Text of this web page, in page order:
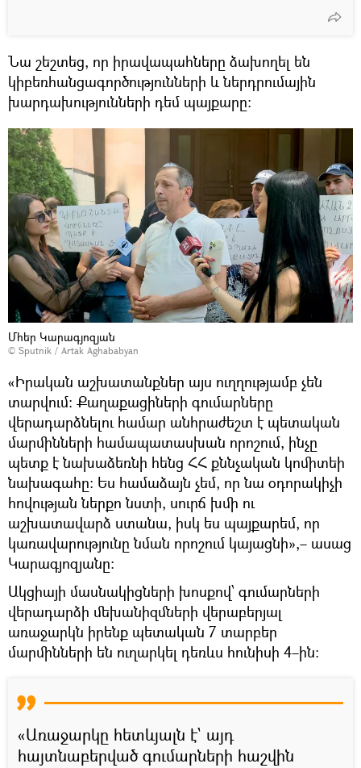
Նա շեշտեց, որ իրավապահները ձախողել են
կիբեռհանցագործությունների և ներդրումային
խարդախությունների դեմ պայքարը։
Մհեր Կարագյոզյան
© Sputnik / Artak Aghababyan
«Իրական աշխատանքներ այս ուղղությամբ չեն
տարվում։ Քաղաքացիների գումարները
վերադարձնելու համար անհրաժեշտ է պետական
մարմինների համապատասխան որոշում, ինչը
պետք է նախաձեռնի հենց ՀՀ քննչական կոմիտեի
նախագահը։ Ես համաձայն չեմ, որ նա օդորակիչի
հովության ներքո նստի, սուրճ խմի ու
աշխատավարձ ստանա, իսկ ես պայքարեմ, որ
կառավարությունը նման որոշում կայացնի»,– ասաց
Կարագյոզյանը։
Ակցիայի մասնակիցների խոսքով՝ գումարների
վերադարձի մեխանիզմների վերաբերյալ
առաջարկն իրենք պետական 7 տարբեր
մարմինների են ուղարկել դեռևս հունիսի 4–ին։
«Առաջարկը հետևյալն է` այդ
հայտնաբերված գումարների հաշվին